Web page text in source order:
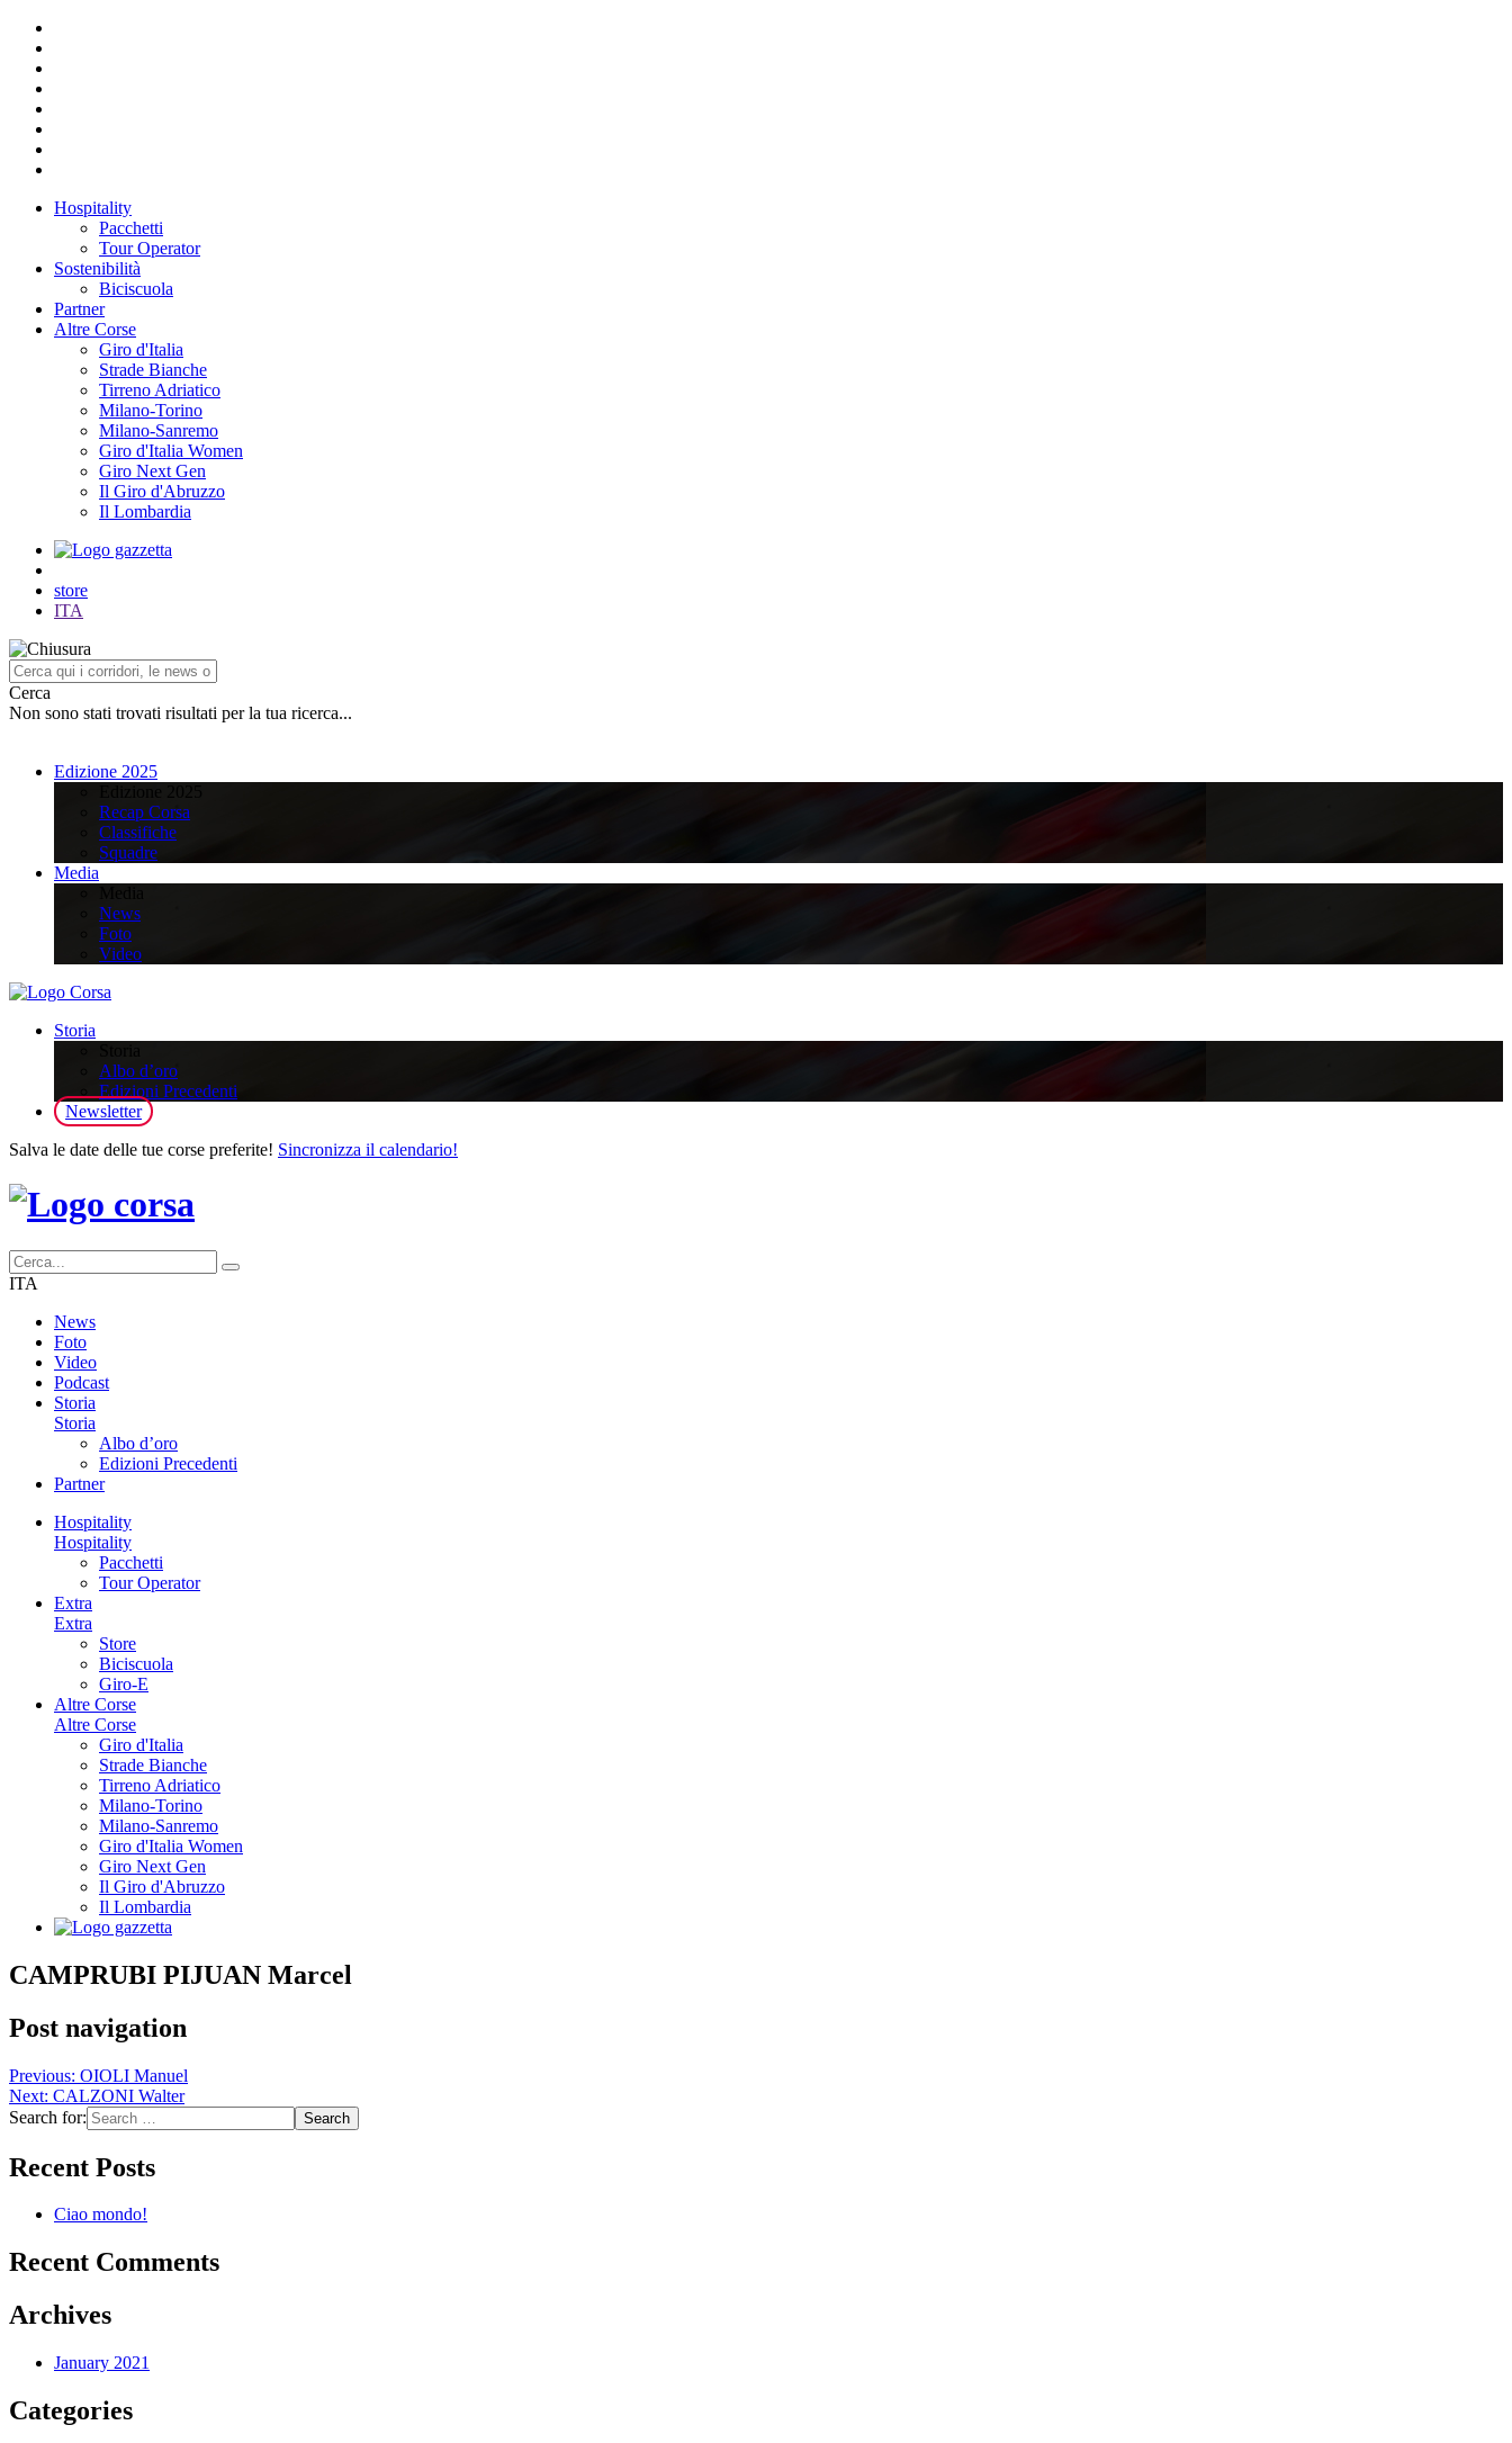
Hospitality
Pacchetti
Tour Operator
Sostenibilità
Biciscuola
Partner
Altre Corse
Giro d'Italia
Strade Bianche
Tirreno Adriatico
Milano-Torino
Milano-Sanremo
Giro d'Italia Women
Giro Next Gen
Il Giro d'Abruzzo
Il Lombardia
store
ITA
Cerca
Non sono stati trovati risultati per la tua ricerca...
Edizione 2025
Recap Corsa
Classifiche
Squadre
Media
News
Foto
Video
Storia
Albo d’oro
Edizioni Precedenti
Newsletter
Salva le date delle tue corse preferite! Sincronizza il calendario!
ITA
News
Foto
Video
Podcast
Storia
Storia
Albo d’oro
Edizioni Precedenti
Partner
Hospitality
Hospitality
Pacchetti
Tour Operator
Extra
Extra
Store
Biciscuola
Giro-E
Altre Corse
Altre Corse
Giro d'Italia
Strade Bianche
Tirreno Adriatico
Milano-Torino
Milano-Sanremo
Giro d'Italia Women
Giro Next Gen
Il Giro d'Abruzzo
Il Lombardia
CAMPRUBI PIJUAN Marcel
Post navigation
Previous: OIOLI Manuel
Next: CALZONI Walter
Search for:
Recent Posts
Ciao mondo!
Recent Comments
Archives
January 2021
Categories